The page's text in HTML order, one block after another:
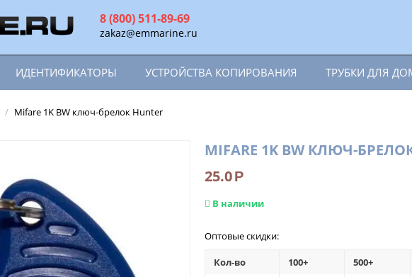
8 (800) 511-89-69
zakaz@emmarine.ru
ИДЕНТИФИКАТОРЫ УСТРОЙСТВА КОПИРОВАНИЯ ТРУБКИ ДЛЯ
/ Mifare 1K BW ключ-брелок Hunter
MIFARE 1K BW КЛЮЧ-
25.0Р
В наличии
Оптовые скидки:
Кол-во 100+
500+